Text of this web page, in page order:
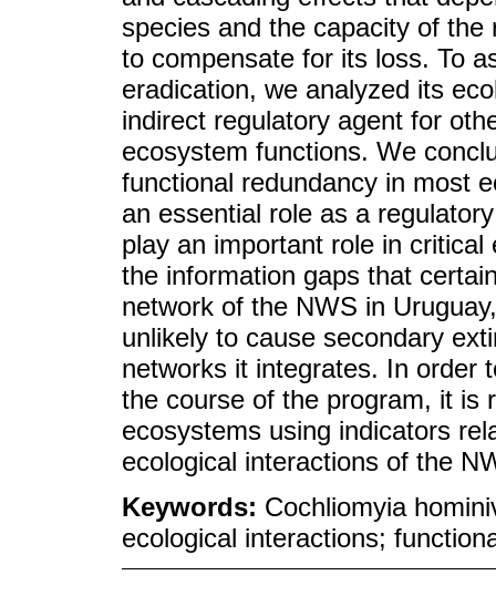
species and the capacity of
to compensate for its loss. To
eradication, we analyzed its
indirect regulatory agent for
ecosystem functions. We
functional redundancy in most
an essential role as a
play an important role in
the information gaps that
network of the NWS in
unlikely to cause secondary
networks it integrates. In order
the course of the program, it is
ecosystems using indicators
ecological interactions of the
Keywords: Cochliomyia
ecological interactions;